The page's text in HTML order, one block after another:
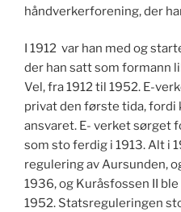
håndverkerforening, der
I 1912 var han med og
der han satt som formann
Vel, fra 1912 til 1952. E-
privat den første tida, fordi
ansvaret. E- verket sørget
som sto ferdig i 1913. Alt i
regulering av Aursunden,
1936, og Kuråsfossen II
1952. Statsreguleringen